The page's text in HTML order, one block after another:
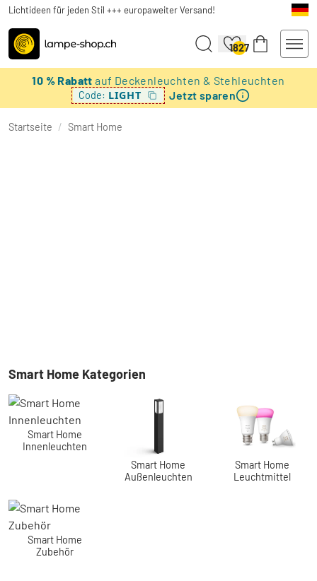
Lichtideen für jeden Stil +++ europaweiter Versand!
1827
10 % Rabattauf Deckenleuchten & Stehleuchten
Code: LIGHT Jetzt sparen
Startseite / Smart Home
Smart Home
Das Thema Smart Home ist in aller Munde. Auch Sie wollen
auf die Vorteile von Smart Home Lampen nicht länger
verzichten? Dann wagen Sie mit uns zusammen Ihren
Smart-Start.
Smart Home Kategorien
Smart Home
Innenleuchten
Smart Home
Außenleuchten
Smart Home
Leuchtmittel
Smart Home
Zubehör